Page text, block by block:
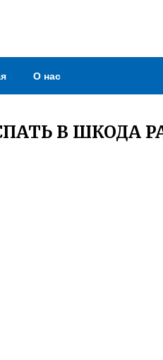
О нас
В ШКОДА